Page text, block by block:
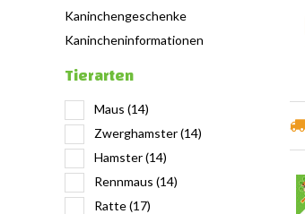
Kaninchengeschenke
Kanincheninformationen
Tierarten
Maus (14)
Zwerghamster(14)
Hamster(14)
Rennmaus (14)
Ratte(17)